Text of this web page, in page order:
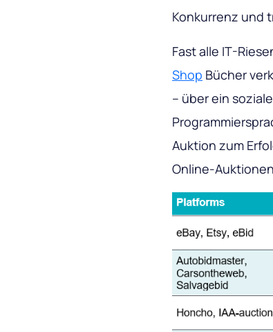
Konkurrenz und
Fast alle IT-
Shop Bücher
– über ein
Auktion zum
Online-